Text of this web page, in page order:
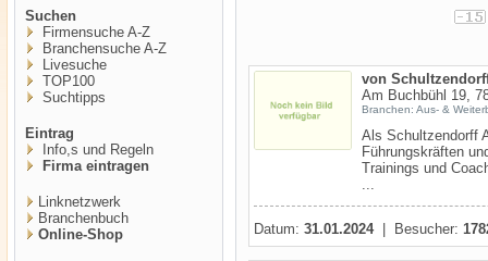
Suchen
Firmensuche A-Z
Branchensuche A-Z
Livesuche
TOP100
Suchtipps
Eintrag
Info,s und Regeln
Firma eintragen
Linknetzwerk
Branchenbuch
Online-Shop
von
Am Buchbühl 19,
Branchen: Aus- &
Als Schultzendorff
Führungskräften
Trainings und
...
Datum: 31.01.2024| Besucher: